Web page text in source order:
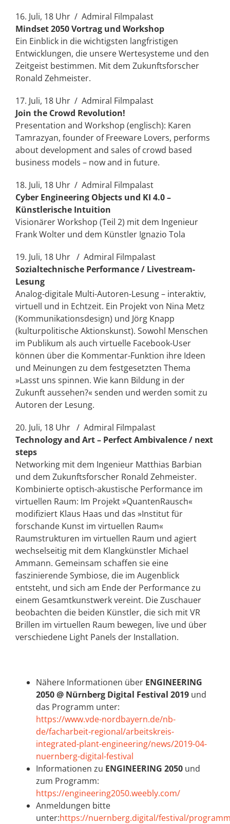
16. Juli, 18 Uhr / Admiral Filmpalast
Mindset 2050 Vortrag und Workshop
Ein Einblick in die wichtigsten langfristigen
Entwicklungen, die unsere Wertesysteme und den
Zeitgeist bestimmen. Mit dem Zukunftsforscher
Ronald Zehmeister.
17. Juli, 18 Uhr / Admiral Filmpalast
Join the Crowd Revolution!
Presentation and Workshop (englisch): Karen
Tamrazyan, founder of Freeware Lovers, performs
about development and sales of crowd based
business models – now and in future.
18. Juli, 18 Uhr / Admiral Filmpalast
Cyber Engineering Objects und KI 4.0 –
Künstlerische Intuition
Visionärer Workshop (Teil 2) mit dem Ingenieur
Frank Wolter und dem Künstler Ignazio Tola
19. Juli, 18 Uhr / Admiral Filmpalast
Sozialtechnische Performance / Livestream-
Lesung
Analog-digitale Multi-Autoren-Lesung – interaktiv,
virtuell und in Echtzeit. Ein Projekt von Nina Metz
(Kommunikationsdesign) und Jörg Knapp
(kulturpolitische Aktionskunst). Sowohl Menschen
im Publikum als auch virtuelle Facebook-User
können über die Kommentar-Funktion ihre Ideen
und Meinungen zu dem festgesetzten Thema
»Lasst uns spinnen. Wie kann Bildung in der
Zukunft aussehen?« senden und werden somit zu
Autoren der Lesung.
20. Juli, 18 Uhr / Admiral Filmpalast
Technology and Art – Perfect Ambivalence / next
steps
Networking mit dem Ingenieur Matthias Barbian
und dem Zukunftsforscher Ronald Zehmeister.
Kombinierte optisch-akustische Performance im
virtuellen Raum: Im Projekt »QuantenRausch«
modifiziert Klaus Haas und das »Institut für
forschande Kunst im virtuellen Raum«
Raumstrukturen im virtuellen Raum und agiert
wechselseitig mit dem Klangkünstler Michael
Ammann. Gemeinsam schaffen sie eine
faszinierende Symbiose, die im Augenblick
entsteht, und sich am Ende der Performance zu
einem Gesamtkunstwerk vereint. Die Zuschauer
beobachten die beiden Künstler, die sich mit VR
Brillen im virtuellen Raum bewegen, live und über
verschiedene Light Panels der Installation.
Nähere Informationen über ENGINEERING
2050 @ Nürnberg Digital Festival 2019 und
das Programm unter:
https://www.vde-nordbayern.de/nb-
de/facharbeit-regional/arbeitskreis-
integrated-plant-engineering/news/2019-04-
nuernberg-digital-festival
Informationen zu ENGINEERING 2050 und
zum Programm:
https://engineering2050.weebly.com/
Anmeldungen bitte
unter:https://nuernberg.digital/festival/